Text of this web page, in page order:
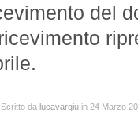
del
Scritto da lucavargiu in 24 Marzo